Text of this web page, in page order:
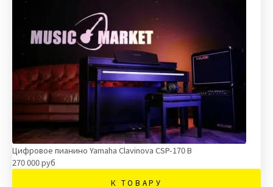
Цифровое пианино Yamaha Clavinova CSP-170 B
270 000 руб
К ТОВАРУ